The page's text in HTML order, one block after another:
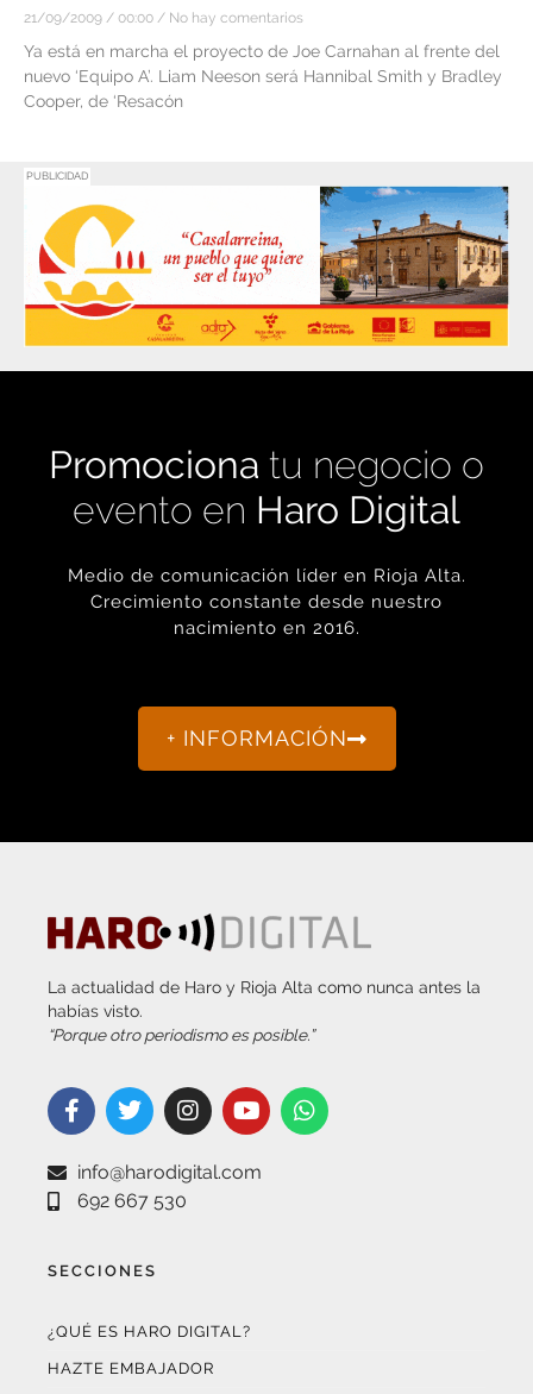
21/09/2009 00:00 No hay comentarios
Ya está en marcha el proyecto de Joe Carnahan al frente del
nuevo ‘Equipo A’. Liam Neeson será Hannibal Smith y Bradley
Cooper, de ‘Resacón
PUBLICIDAD
Promociona tu negocio o
evento en Haro Digital
Medio de comunicación líder en Rioja Alta.
Crecimiento constante desde nuestro
nacimiento en 2016.
+ INFORMACIÓN
La actualidad de Haro y Rioja Alta como nunca antes la
habías visto.
“Porque otro periodismo es posible.”
info@harodigital.com
692 667 530
SECCIONES
¿QUÉ ES HARO DIGITAL?
HAZTE EMBAJADOR